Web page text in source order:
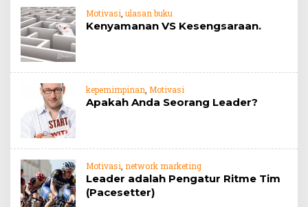
Motivasi ulasan buku
Kenyamanan VS Kesengsaraan.
kepemimpinan Motivasi
Apakah Anda Seorang Leader?
Motivasi network marketing
Leader adalah Pengatur Ritme Tim
(Pacesetter)